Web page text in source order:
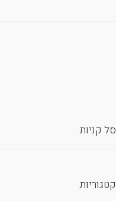
סל קניות
קטגוריות